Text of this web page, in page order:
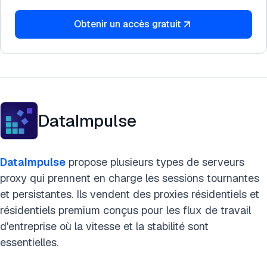
Obtenir un accès gratuit
DataImpulse
DataImpulse propose plusieurs types de serveurs
proxy qui prennent en charge les sessions tournantes
et persistantes. Ils vendent des proxies résidentiels et
résidentiels premium conçus pour les flux de travail
d'entreprise où la vitesse et la stabilité sont
essentielles.